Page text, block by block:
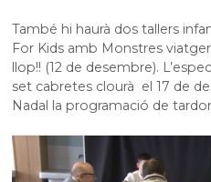
També hi haurà dos tallers
For Kids amb Monstres
llop!! (12 de desembre).
set cabretes clourà el 17 de
Nadal la programació de